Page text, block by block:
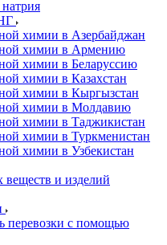
химии в Азербайджан
химии в Армению
химии в Беларуссию
химии в Казахстан
химии в Кыргызстан
химии в Молдавию
химии в Таджикистан
химии в Туркменистан
химии в Узбекистан
веществ и изделий
перевозки с помощью